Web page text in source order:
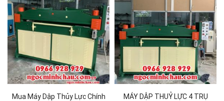
Mua Máy Dập Thủy Lực Chính
MÁY DẬP THUỶ LỰC 4 TRỤ